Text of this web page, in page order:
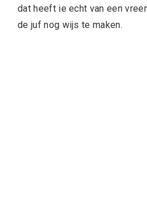
dat heeft ie echt van een
de juf nog wijs te maken.